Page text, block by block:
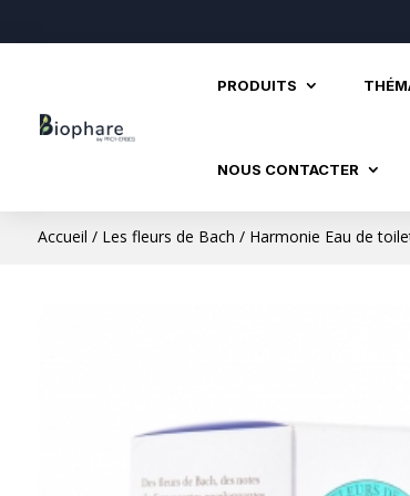
PRODUITS
NOUS CONTACTER
Accueil / Les fleurs de Bach / Harmonie Eau de